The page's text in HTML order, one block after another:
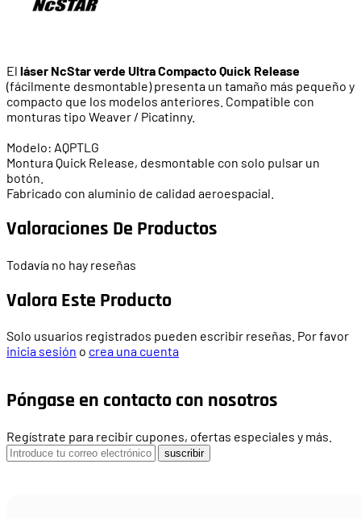
El láser NcStar verde Ultra Compacto Quick Release
(fácilmente desmontable) presenta un tamaño más pequeño y
compacto que los modelos anteriores. Compatible con
monturas tipo Weaver / Picatinny.
Modelo: AQPTLG
Montura Quick Release, desmontable con solo pulsar un
botón.
Fabricado con aluminio de calidad aeroespacial.
Valoraciones De Productos
Todavía no hay reseñas
Valora Este Producto
Solo usuarios registrados pueden escribir reseñas. Por favor
inicia sesión o crea una cuenta
Póngase en contacto con nosotros
Regístrate para recibir cupones, ofertas especiales y más.
suscribir